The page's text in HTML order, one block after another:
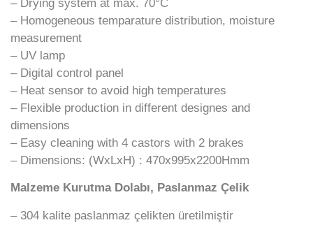
– Drying system at max. 70°C
– Homogeneous temparature distribution, moisture
measurement
– UV lamp
– Digital control panel
– Heat sensor to avoid high temperatures
– Flexible production in different designes and
dimensions
– Easy cleaning with 4 castors with 2 brakes
– Dimensions: (WxLxH) : 470x995x2200Hmm
Malzeme Kurutma Dolabı, Paslanmaz Çelik
– 304 kalite paslanmaz çelikten üretilmiştir